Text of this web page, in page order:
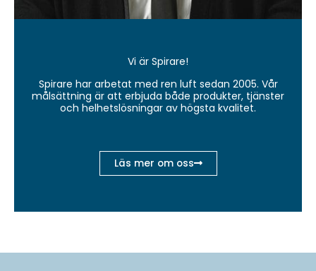
Vi är Spirare!
Spirare har arbetat med ren luft sedan 2005. Vår
målsättning är att erbjuda både produkter, tjänster
och helhetslösningar av högsta kvalitet.
Läs mer om oss